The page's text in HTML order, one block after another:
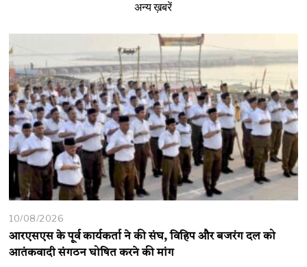
अन्य ख़बरें
10/08/2026
आरएसएस के पूर्व कार्यकर्ता ने की संघ, विहिप और बजरंग दल को
आतंकवादी संगठन घोषित करने की मांग